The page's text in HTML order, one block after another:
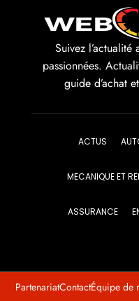
Suivez
passionnées.
guide d’achat
ACTUS
MECANIQUE ET
ASSURANCE
PartenariatContactÉquipe de